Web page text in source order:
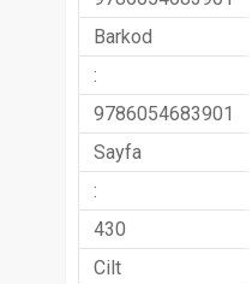
Barkod
:
9786054683901
Sayfa
:
430
Cilt